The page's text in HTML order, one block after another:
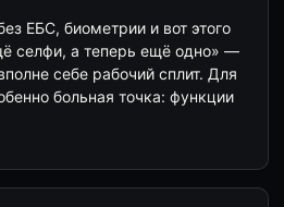
ЕБС, биометрии и вот этого
селфи, а теперь ещё одно» —
себе рабочий сплит. Для
больная точка: функции